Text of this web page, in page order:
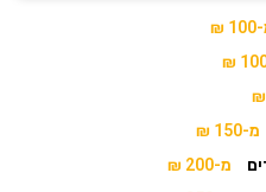
₪
מ-150 ₪
מ-200 ₪